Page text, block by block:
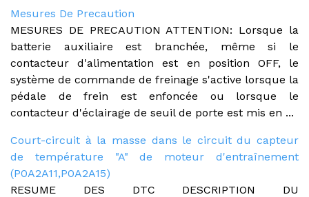
Mesures De Precaution
MESURES DE PRECAUTION ATTENTION: Lorsque la
batterie auxiliaire est branchée, même si le
contacteur d'alimentation est en position OFF, le
système de commande de freinage s'active lorsque la
pédale de frein est enfoncée ou lorsque le
contacteur d'éclairage de seuil de porte est mis en ...
Court-circuit à la masse dans le circuit du capteur
de température "A" de moteur d'entraînement
(P0A2A11,P0A2A15)
RESUME DES DTC DESCRIPTION DU